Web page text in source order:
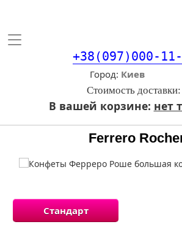
Toggle
+38(097)000-
Город
Стоимость доставки:
В вашей корзине: нет
Ferrero
Стандарт